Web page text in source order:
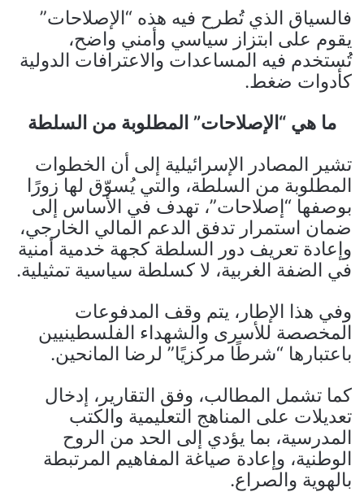
فالسياق الذي تُطرح فيه هذه “الإصلاحات”
يقوم على ابتزاز سياسي وأمني واضح،
تُستخدم فيه المساعدات والاعترافات الدولية
كأدوات ضغط.
ما هي “الإصلاحات” المطلوبة من السلطة
تشير المصادر الإسرائيلية إلى أن الخطوات
المطلوبة من السلطة، والتي يُسوّق لها زورًا
بوصفها “إصلاحات”، تهدف في الأساس إلى
ضمان استمرار تدفق الدعم المالي الخارجي،
وإعادة تعريف دور السلطة كجهة خدمية أمنية
في الضفة الغربية، لا كسلطة سياسية تمثيلية.
وفي هذا الإطار، يتم وقف المدفوعات
المخصصة للأسرى والشهداء الفلسطينيين
باعتبارها “شرطًا مركزيًا” لرضا المانحين.
كما تشمل المطالب، وفق التقارير، إدخال
تعديلات على المناهج التعليمية والكتب
المدرسية، بما يؤدي إلى الحد من الروح
الوطنية، وإعادة صياغة المفاهيم المرتبطة
بالهوية والصراع.